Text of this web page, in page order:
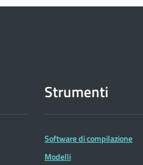
Strumenti
Software di compilazione
Modelli